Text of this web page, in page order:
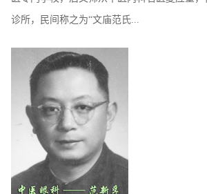
诊所，民间称之为“文庙范氏...